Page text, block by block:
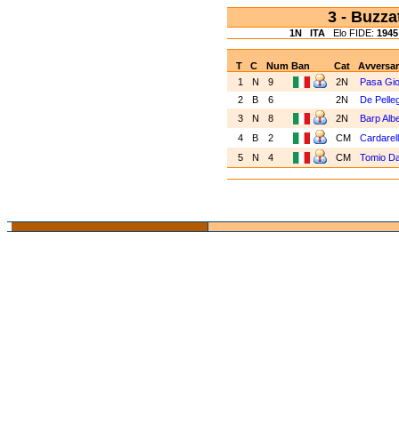
3 -
1N ITA Elo FIDE: 1945
T C NumBan Cat
1
N 9 2N
Pasa
2
B 6 2N
De
3
N 8 2N
Barp
4
B 2 CM
5
N 4 CM Tomio